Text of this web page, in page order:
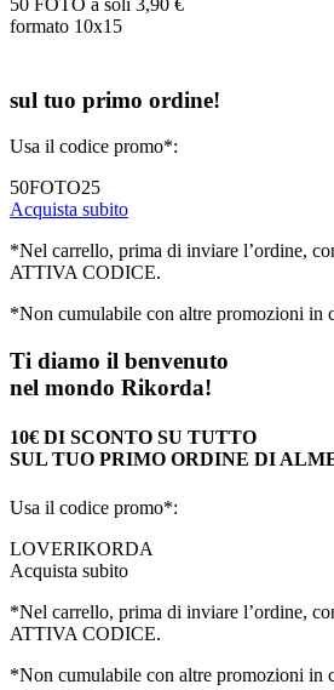
50 FOTO a soli 3,90 €
formato 10x15
sul tuo primo ordine!
Usa il codice promo*:
50FOTO25
Acquista subito
*Nel carrello, prima di inviare l’ordine,
ATTIVA CODICE.
*Non cumulabile con altre promozioni in
Ti diamo il benvenuto
nel mondo Rikorda!
10€ DI SCONTO SU TUTTO
SUL TUO PRIMO ORDINE DI
Usa il codice promo*:
LOVERIKORDA
Acquista subito
*Nel carrello, prima di inviare l’ordine,
ATTIVA CODICE.
*Non cumulabile con altre promozioni in